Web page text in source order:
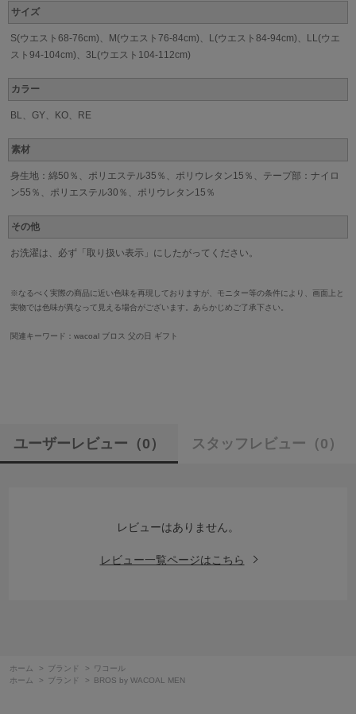
サイズ
S(ウエスト68-76cm)、M(ウエスト76-84cm)、L(ウエスト84-94cm)、LL(ウエ
スト94-104cm)、3L(ウエスト104-112cm)
カラー
BL、GY、KO、RE
素材
身生地：綿50％、ポリエステル35％、ポリウレタン15％、テープ部：ナイロ
ン55％、ポリエステル30％、ポリウレタン15％
その他
お洗濯は、必ず「取り扱い表示」にしたがってください。
※なるべく実際の商品に近い色味を再現しておりますが、モニター等の条件により、画面上と
実物では色味が異なって見える場合がございます。あらかじめご了承下さい。
関連キーワード：wacoal ブロス 父の日 ギフト
ユーザーレビュー （0） スタッフレビュー （0）
レビューはありません。
レビュー一覧ページはこちら
ホーム > ブランド >
ワコール
ホーム
> ブランド > BROS by WACOAL MEN